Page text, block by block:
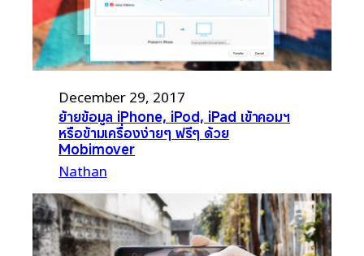
December 29, 2017
ย้ายข้อมูล iPhone, iPod, iPad เข้าคอมฯ
หรือข้ามเครื่องง่ายๆ ฟรีๆ ด้วย
Mobimover
Nathan